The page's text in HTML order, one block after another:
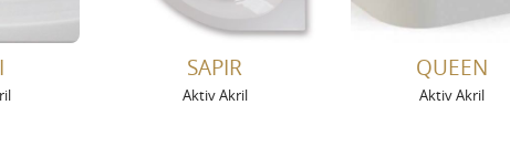
QUEEN
Aktiv Akril
SAPIR
Aktiv Akril